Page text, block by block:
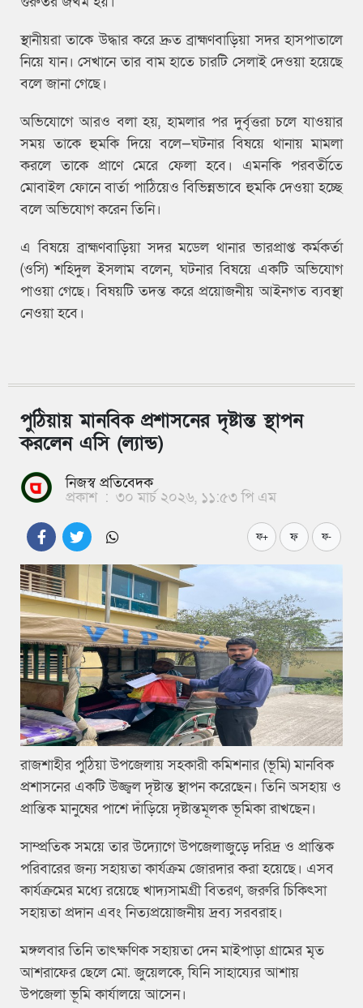
স্থানীয়রা তাকে উদ্ধার করে দ্রুত ব্রাহ্মণবাড়িয়া সদর হাসপাতালে
নিয়ে যান। সেখানে তার বাম হাতে চারটি সেলাই দেওয়া হয়েছে
বলে জানা গেছে।
অভিযোগে আরও বলা হয়, হামলার পর দুর্বৃত্তরা চলে যাওয়ার
সময় তাকে হুমকি দিয়ে বলে—ঘটনার বিষয়ে থানায় মামলা
করলে তাকে প্রাণে মেরে ফেলা হবে। এমনকি পরবর্তীতে
মোবাইল ফোনে বার্তা পাঠিয়েও বিভিন্নভাবে হুমকি দেওয়া হচ্ছে
বলে অভিযোগ করেন তিনি।
এ বিষয়ে ব্রাহ্মণবাড়িয়া সদর মডেল থানার ভারপ্রাপ্ত কর্মকর্তা
(ওসি) শহিদুল ইসলাম বলেন, ঘটনার বিষয়ে একটি অভিযোগ
পাওয়া গেছে। বিষয়টি তদন্ত করে প্রয়োজনীয় আইনগত ব্যবস্থা
নেওয়া হবে।
পুঠিয়ায় মানবিক প্রশাসনের দৃষ্টান্ত স্থাপন
করলেন এসি (ল্যান্ড)
নিজস্ব প্রতিবেদক
প্রকাশ : ৩০ মার্চ ২০২৬, ১১:৫৩ পি এম
ফ+ ফ ফ-
রাজশাহীর পুঠিয়া উপজেলায় সহকারী কমিশনার (ভূমি) মানবিক
প্রশাসনের একটি উজ্জ্বল দৃষ্টান্ত স্থাপন করেছেন। তিনি অসহায় ও
প্রান্তিক মানুষের পাশে দাঁড়িয়ে দৃষ্টান্তমূলক ভূমিকা রাখছেন।
সাম্প্রতিক সময়ে তার উদ্যোগে উপজেলাজুড়ে দরিদ্র ও প্রান্তিক
পরিবারের জন্য সহায়তা কার্যক্রম জোরদার করা হয়েছে। এসব
কার্যক্রমের মধ্যে রয়েছে খাদ্যসামগ্রী বিতরণ, জরুরি চিকিৎসা
সহায়তা প্রদান এবং নিত্যপ্রয়োজনীয় দ্রব্য সরবরাহ।
মঙ্গলবার তিনি তাৎক্ষণিক সহায়তা দেন মাইপাড়া গ্রামের মৃত
আশরাফের ছেলে মো. জুয়েলকে, যিনি সাহায্যের আশায়
উপজেলা ভূমি কার্যালয়ে আসেন।